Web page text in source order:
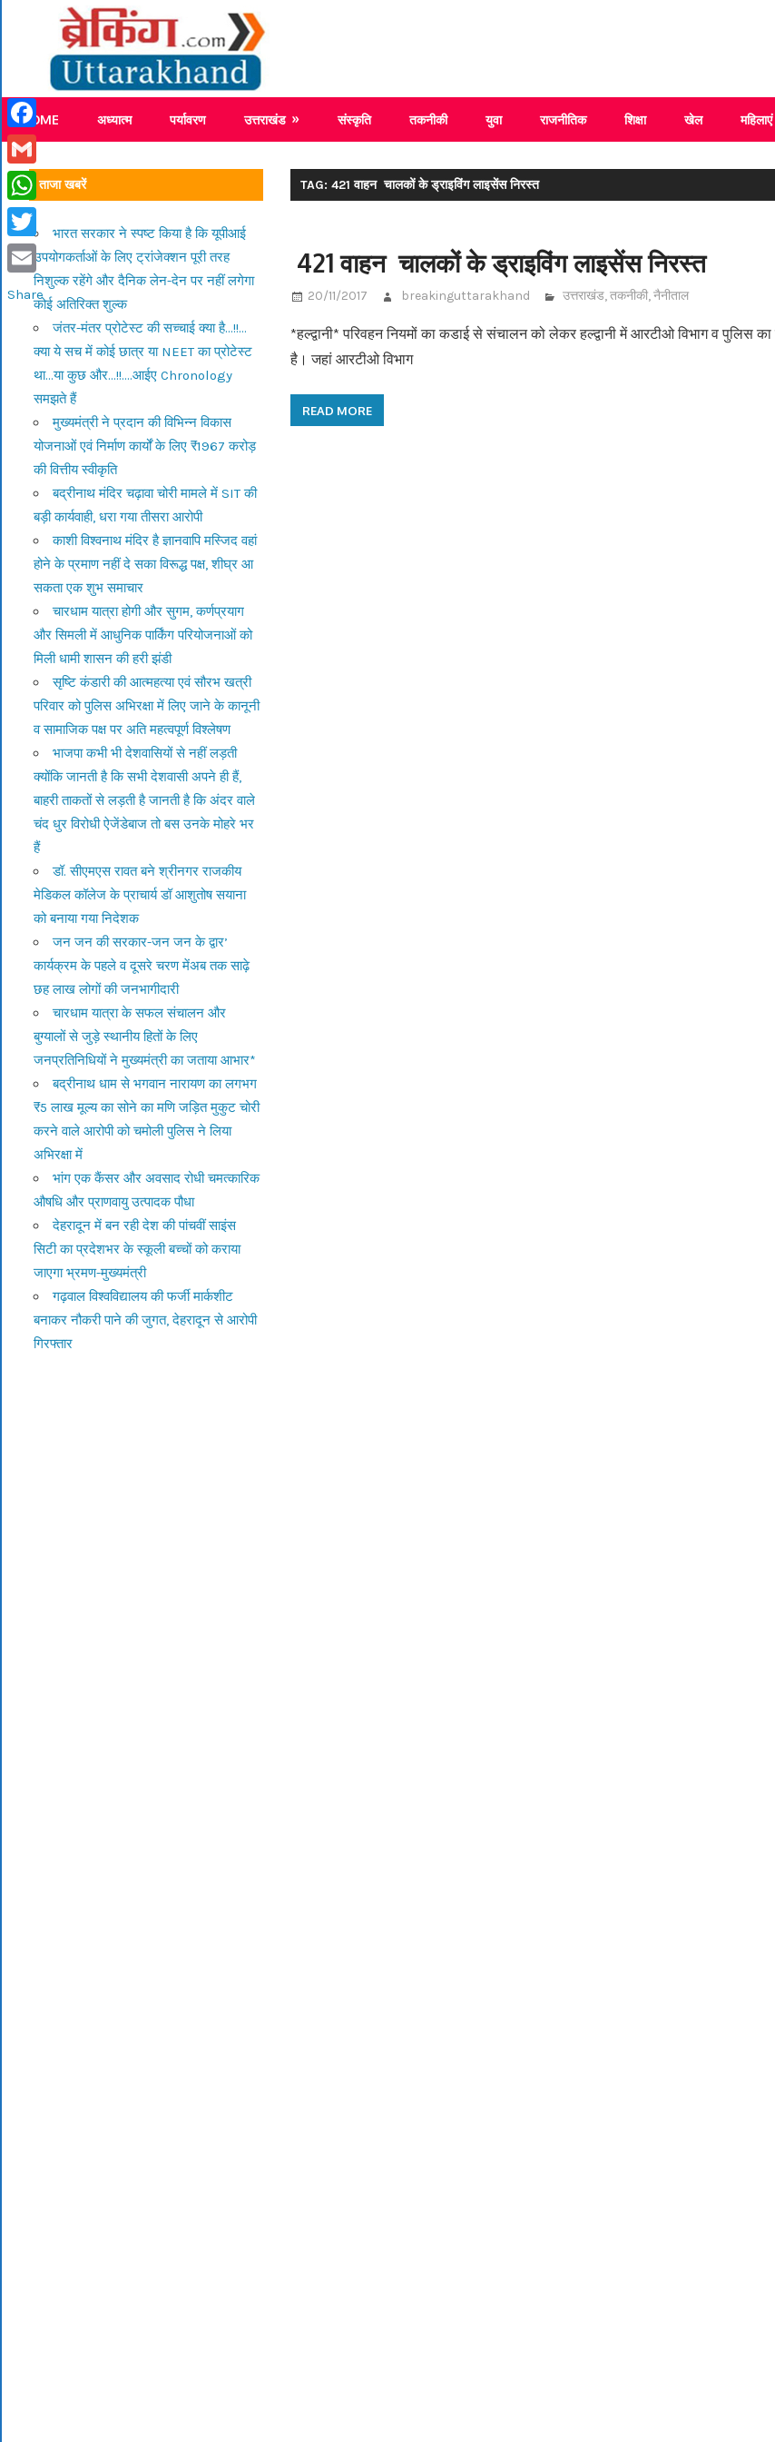
content
Breaking News Uttarakhand
HOME अध्यात्म पर्यावरण उत्तराखंड संस्कृति तकनीकी युवा राजनीतिक शिक्षा खेल महिलाएं
TAG: 421 वाहन चालकों के ड्राइविंग लाइसेंस निरस्त
421 वाहन चालकों के ड्राइविंग लाइसेंस निरस्त
20/11/2017 breakinguttarakhand उत्तराखंड,तकनीकी,नैनीताल
*हल्द्वानी* परिवहन नियमों का कडाई से संचालन को लेकर हल्द्वानी में आरटीओ विभाग व पुलिस
है। जहां आरटीओ विभाग
READ MORE
ताजा खबरें
भारत सरकार ने स्पष्ट किया है कि यूपीआई
उपयोगकर्ताओं के लिए ट्रांजेक्शन पूरी तरह
निशुल्क रहेंगे और दैनिक लेन-देन पर नहीं लगेगा
कोई अतिरिक्त शुल्क
जंतर-मंतर प्रोटेस्ट की सच्चाई क्या है…!!…
क्या ये सच में कोई छात्र या NEET का प्रोटेस्ट
था…या कुछ और…!!….आईए Chronology
समझते हैं
मुख्यमंत्री ने प्रदान की विभिन्न विकास
योजनाओं एवं निर्माण कार्यों के लिए ₹1967 करोड़
की वित्तीय स्वीकृति
बद्रीनाथ मंदिर चढ़ावा चोरी मामले में SIT की
बड़ी कार्यवाही, धरा गया तीसरा आरोपी
काशी विश्वनाथ मंदिर है ज्ञानवापि मस्जिद वहां
होने के प्रमाण नहीं दे सका विरूद्ध पक्ष, शीघ्र आ
सकता एक शुभ समाचार
चारधाम यात्रा होगी और सुगम, कर्णप्रयाग
और सिमली में आधुनिक पार्किंग परियोजनाओं को
मिली धामी शासन की हरी झंडी
सृष्टि कंडारी की आत्महत्या एवं सौरभ खत्री
परिवार को पुलिस अभिरक्षा में लिए जाने के कानूनी
व सामाजिक पक्ष पर अति महत्वपूर्ण विश्लेषण
भाजपा कभी भी देशवासियों से नहीं लड़ती
क्योंकि जानती है कि सभी देशवासी अपने ही हैं,
बाहरी ताकतों से लड़ती है जानती है कि अंदर वाले
चंद धुर विरोधी ऐजेंडेबाज तो बस उनके मोहरे भर
हैं
डॉ. सीएमएस रावत बने श्रीनगर राजकीय
मेडिकल कॉलेज के प्राचार्य डॉ आशुतोष सयाना
को बनाया गया निदेशक
जन जन की सरकार-जन जन के द्वार’
कार्यक्रम के पहले व दूसरे चरण मेंअब तक साढ़े
छह लाख लोगों की जनभागीदारी
चारधाम यात्रा के सफल संचालन और
बुग्यालों से जुड़े स्थानीय हितों के लिए
जनप्रतिनिधियों ने मुख्यमंत्री का जताया आभार*
बद्रीनाथ धाम से भगवान नारायण का लगभग
₹5 लाख मूल्य का सोने का मणि जड़ित मुकुट चोरी
करने वाले आरोपी को चमोली पुलिस ने लिया
अभिरक्षा में
भांग एक कैंसर और अवसाद रोधी चमत्कारिक
औषधि और प्राणवायु उत्पादक पौधा
देहरादून में बन रही देश की पांचवीं साइंस
सिटी का प्रदेशभर के स्कूली बच्चों को कराया
जाएगा भ्रमण-मुख्यमंत्री
गढ़वाल विश्वविद्यालय की फर्जी मार्कशीट
बनाकर नौकरी पाने की जुगत, देहरादून से आरोपी
गिरफ्तार
Facebook
Gmail
WhatsApp
Twitter
Email
Share